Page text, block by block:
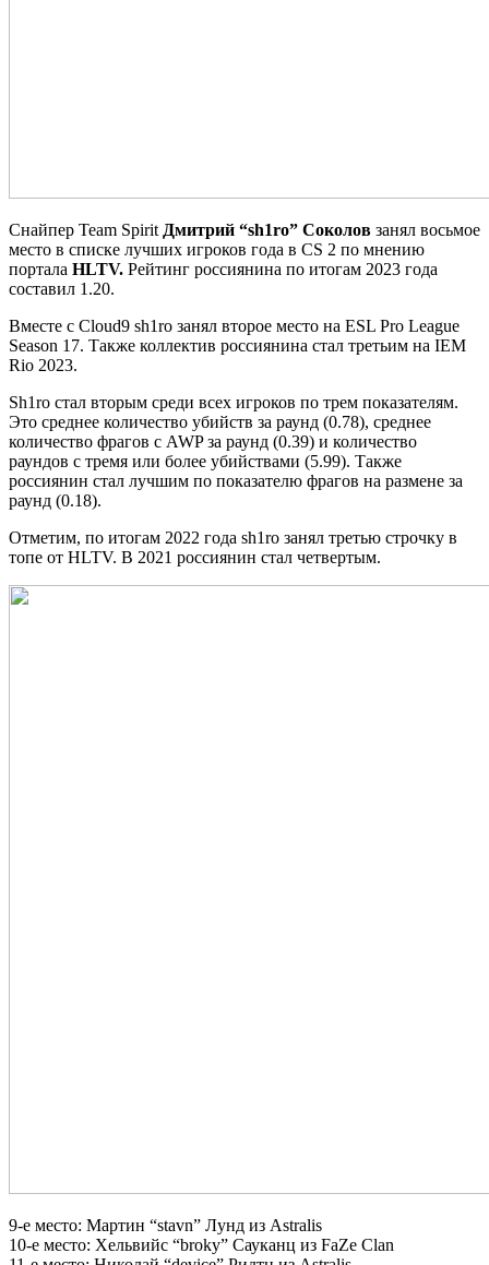
Снайпер Team Spirit Дмитрий “sh1ro” Соколов занял восьмое
место в списке лучших игроков года в CS 2 по мнению
портала HLTV. Рейтинг россиянина по итогам 2023 года
составил 1.20.
Вместе с Cloud9 sh1ro занял второе место на ESL Pro League
Season 17. Также коллектив россиянина стал третьим на IEM
Rio 2023.
Sh1ro стал вторым среди всех игроков по трем показателям.
Это среднее количество убийств за раунд (0.78), среднее
количество фрагов с AWP за раунд (0.39) и количество
раундов с тремя или более убийствами (5.99). Также
россиянин стал лучшим по показателю фрагов на размене за
раунд (0.18).
Отметим, по итогам 2022 года sh1ro занял третью строчку в
топе от HLTV. В 2021 россиянин стал четвертым.
9-е место: Мартин “stavn” Лунд из Astralis
10-е место: Хельвийс “broky” Сауканц из FaZe Clan